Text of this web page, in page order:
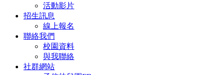
活動影片
招生訊息
線上報名
聯絡我們
校園資料
與我聯絡
社群網站